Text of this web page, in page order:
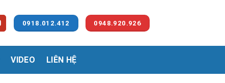
0918.012.412 0948.920.926
VIDEO LIÊN HỆ